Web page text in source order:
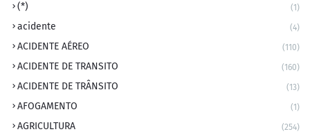
(*) (1)
acidente (4)
ACIDENTE AÉREO (110)
ACIDENTE DE TRANSITO (160)
ACIDENTE DE TRÂNSITO (13)
AFOGAMENTO (1)
AGRICULTURA (254)